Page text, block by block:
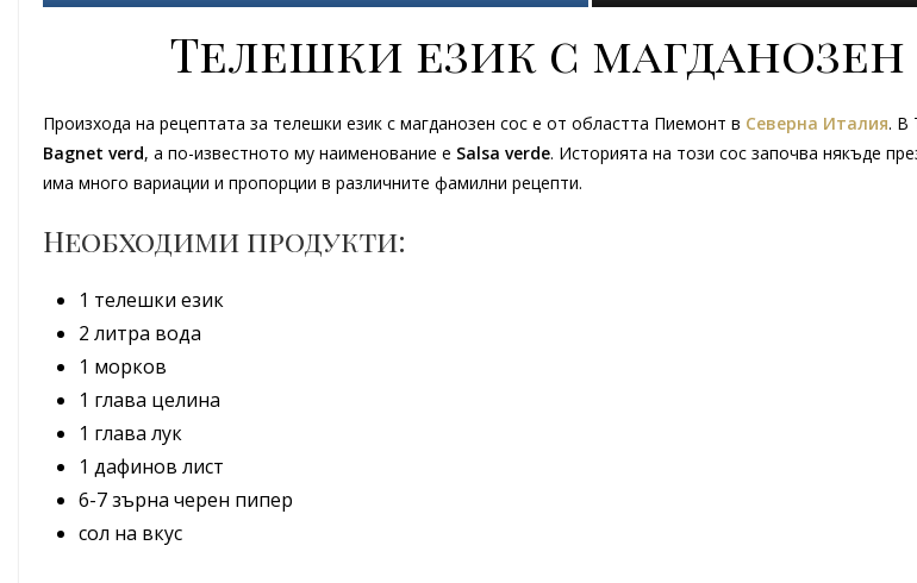
Телешки език с магданозен
Произхода на рецептата за телешки език с магданозен сос е от областта Пиемонт в Северна Италия. В
Bagnet verd, а по-известното му наименование е Salsa verde. Историята на този сос започва някъде
има много вариации и пропорции в различните фамилни рецепти.
Необходими продукти:
1 телешки език
2 литра вода
1 морков
1 глава целина
1 глава лук
1 дафинов лист
6-7 зърна черен пипер
сол на вкус